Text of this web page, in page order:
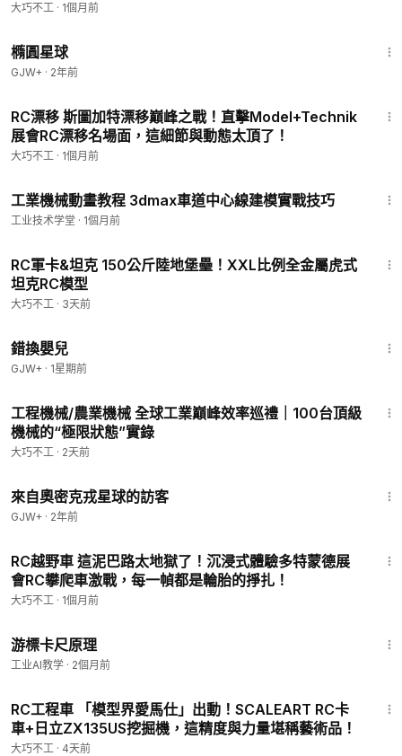
大巧不工 · 1個月前
橢圓星球
GJW+ · 2年前
RC漂移 斯圖加特漂移巔峰之戰！直擊Model+Technik
展會RC漂移名場面，這細節與動態太頂了！
大巧不工 · 1個月前
工業機械動畫教程 3dmax車道中心線建模實戰技巧
工业技术学堂 · 1個月前
RC軍卡&坦克 150公斤陸地堡壘！XXL比例全金屬虎式
坦克RC模型
大巧不工 · 3天前
錯換嬰兒
GJW+ · 1星期前
工程機械/農業機械 全球工業巔峰效率巡禮｜100台頂級
機械的“極限狀態”實錄
大巧不工 · 2天前
來自奧密克戎星球的訪客
GJW+ · 2年前
RC越野車 這泥巴路太地獄了！沉浸式體驗多特蒙德展
會RC攀爬車激戰，每一幀都是輪胎的掙扎！
大巧不工 · 1個月前
游標卡尺原理
工业AI教学 · 2個月前
RC工程車 「模型界愛馬仕」出動！SCALEART RC卡
車+日立ZX135US挖掘機，這精度與力量堪稱藝術品！
大巧不工 · 4天前